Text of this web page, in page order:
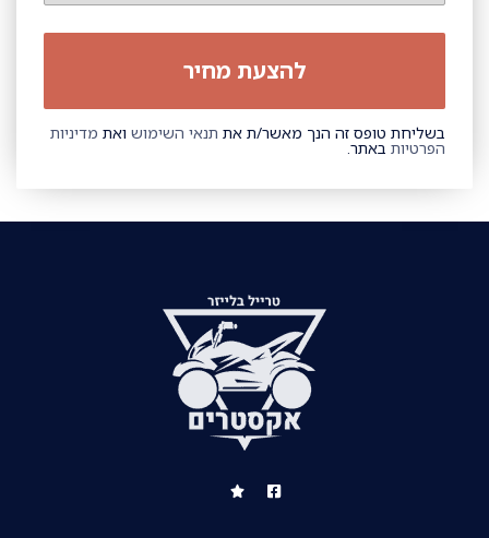
בשליחת טופס זה הנך מאשר/ת את תנאי השימוש ואת מדיניות
הפרטיות באתר.